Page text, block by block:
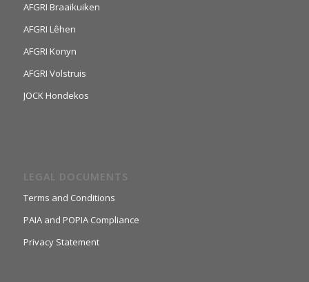
AFGRI Braaikuiken
AFGRI Lêhen
AFGRI Konyn
AFGRI Volstruis
JOCK Hondekos
LEGAL DOCUMENTS
Terms and Conditions
PAIA and POPIA Compliance
Privacy Statement